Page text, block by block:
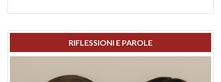
RIFLESSIONI E PAROLE